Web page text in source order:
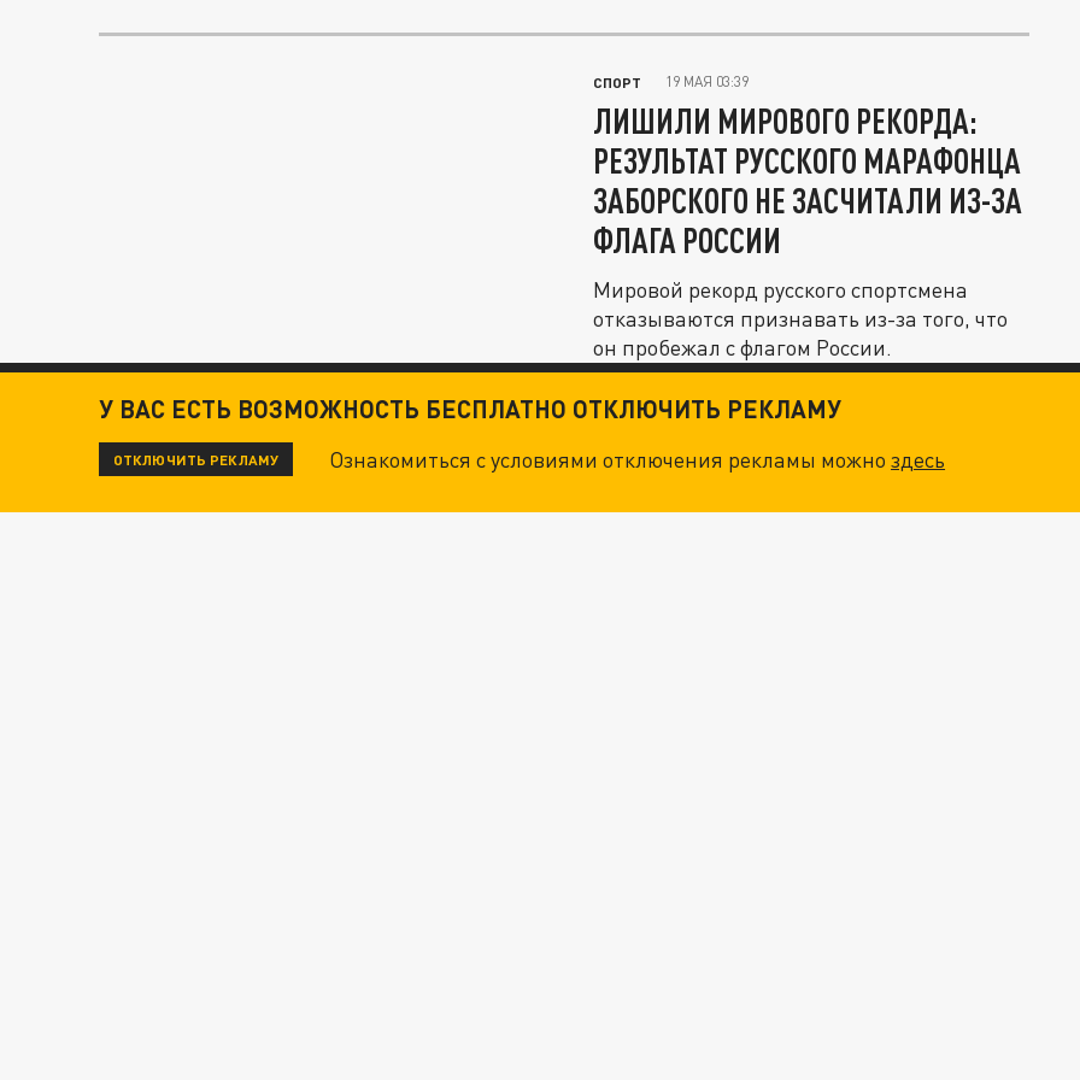
СПОРТ 19 МАЯ 03:39
ЛИШИЛИ МИРОВОГО РЕКОРДА:
РЕЗУЛЬТАТ РУССКОГО МАРАФОНЦА
ЗАБОРСКОГО НЕ ЗАСЧИТАЛИ ИЗ-ЗА
ФЛАГА РОССИИ
Мировой рекорд русского спортсмена
отказываются признавать из-за того, что
он пробежал с флагом России.
У ВАС ЕСТЬ ВОЗМОЖНОСТЬ БЕСПЛАТНО ОТКЛЮЧИТЬ РЕКЛАМУ
ОТКЛЮЧИТЬ РЕКЛАМУ Ознакомиться с условиями отключения рекламы можноздесь